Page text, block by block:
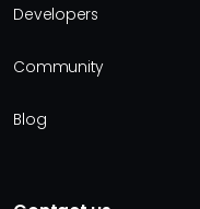
Developers
Community
Blog